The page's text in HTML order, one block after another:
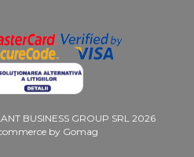
BUSINESS GROUP SRL 2026
by Gomag